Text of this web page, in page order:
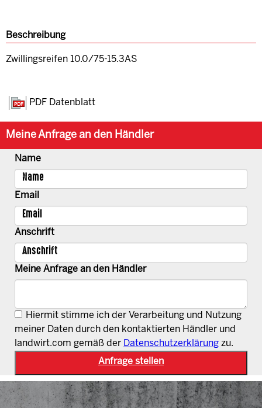
Beschreibung
Zwillingsreifen 10.0/75-15.3AS
PDF Datenblatt
Meine Anfrage an den Händler
Name
Email
Anschrift
Meine Anfrage an den Händler
Hiermit stimme ich der Verarbeitung und Nutzung
meiner Daten durch den kontaktierten Händler und
landwirt.com gemäß der Datenschutzerklärung zu.